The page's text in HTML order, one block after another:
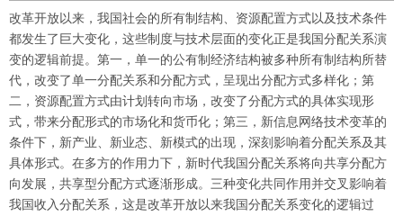
改革开放以来，我国社会的所有制结构、资源配置方式以及技术条件
都发生了巨大变化，这些制度与技术层面的变化正是我国分配关系演
变的逻辑前提。第一，单一的公有制经济结构被多种所有制结构所替
代，改变了单一分配关系和分配方式，呈现出分配方式多样化；第
二，资源配置方式由计划转向市场，改变了分配方式的具体实现形
式，带来分配形式的市场化和货币化；第三，新信息网络技术变革的
条件下，新产业、新业态、新模式的出现，深刻影响着分配关系及其
具体形式。在多方的作用力下，新时代我国分配关系将向共享分配方
向发展，共享型分配方式逐渐形成。三种变化共同作用并交叉影响着
我国收入分配关系，这是改革开放以来我国分配关系变化的逻辑过